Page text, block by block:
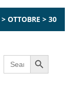
> OTTOBRE > 30
Search
for:
Search Button